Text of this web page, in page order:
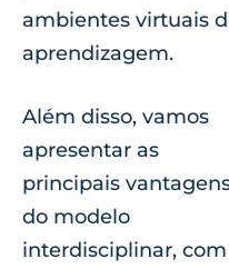
ambientes virtuais
aprendizagem.
Além disso, vamos
apresentar as
principais
do modelo
interdisciplinar, com